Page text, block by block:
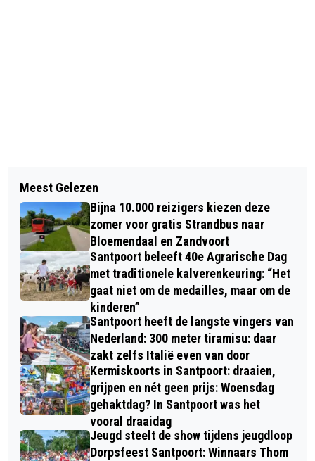
VOGELENZANG, HIRO OP ZONDAG
Meest Gelezen
Bijna 10.000 reizigers kiezen deze
zomer voor gratis Strandbus naar
Bloemendaal en Zandvoort
Santpoort beleeft 40e Agrarische Dag
met traditionele kalverenkeuring: “Het
gaat niet om de medailles, maar om de
kinderen”
Santpoort heeft de langste vingers van
Nederland: 300 meter tiramisu: daar
zakt zelfs Italië even van door
Kermiskoorts in Santpoort: draaien,
grijpen en nét geen prijs: Woensdag
gehaktdag? In Santpoort was het
vooral draaidag
Jeugd steelt de show tijdens jeugdloop
Dorpsfeest Santpoort: Winnaars Thom